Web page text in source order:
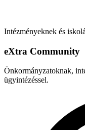
Intézményeknek és
eXtra Community
Önkormányzatoknak,
ügyintézéssel.